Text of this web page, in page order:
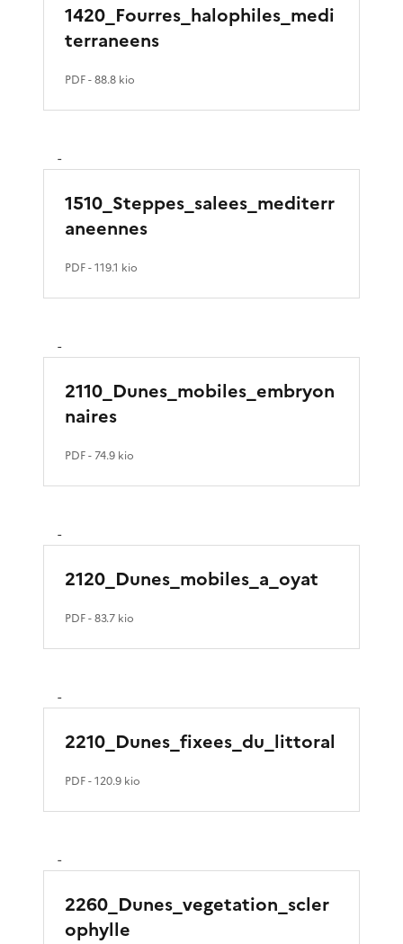
1420_Fourres_halophiles_medi
terraneens
PDF- 88.8 kio
-
1510_Steppes_salees_mediterr
aneennes
PDF- 119.1 kio
-
2110_Dunes_mobiles_embryon
naires
PDF- 74.9 kio
-
2120_Dunes_mobiles_a_oyat
PDF- 83.7 kio
-
2210_Dunes_fixees_du_littoral
PDF- 120.9 kio
-
2260_Dunes_vegetation_scler
ophylle